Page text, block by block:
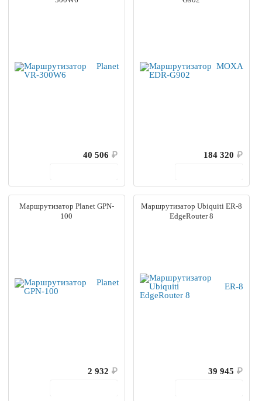
40 506 ₽
184 320 ₽
Маршрутизатор Planet GPN-
100
2 932 ₽
Маршрутизатор Ubiquiti ER-8
EdgeRouter 8
39 945 ₽